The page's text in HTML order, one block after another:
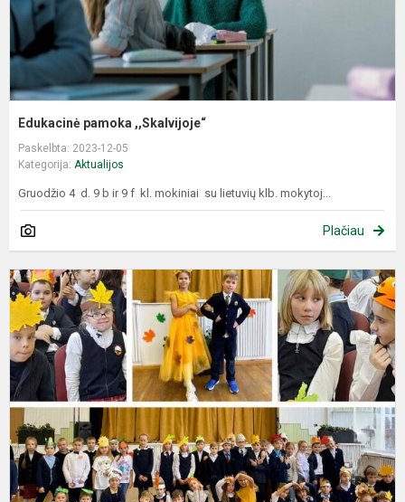
Edukacinė pamoka ,,Skalvijoje“
Paskelbta: 2023-12-05
Kategorija: Aktualijos
Gruodžio 4 d. 9 b ir 9 f kl. mokiniai su lietuvių klb. mokytoj...
Plačiau